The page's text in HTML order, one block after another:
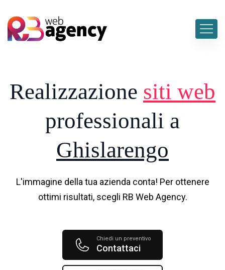
Realizzazione siti web
professionali a
Ghislarengo
L'immagine della tua azienda conta! Per ottenere
ottimi risultati, scegli RB Web Agency.
Chiedi un preventivo
Contattaci